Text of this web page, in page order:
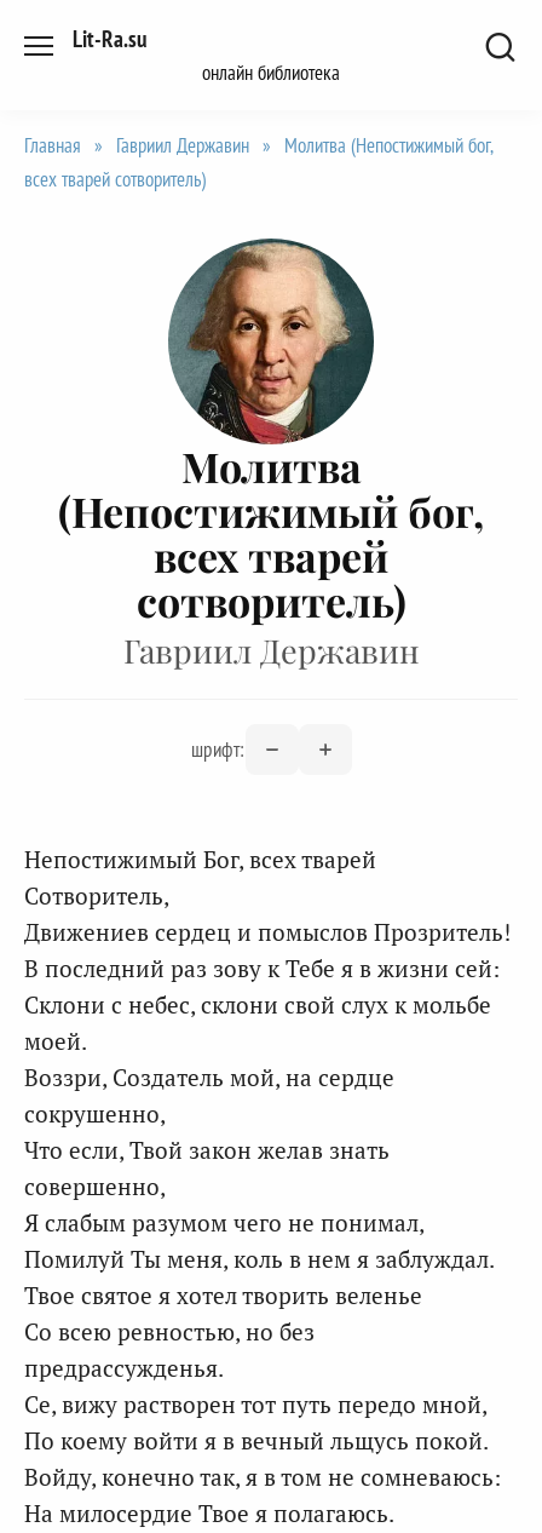
Lit-Ra.su
онлайн библиотека
Главная » Гавриил Державин » Молитва (Непостижимый бог,
всех тварей сотворитель)
Молитва
(Непостижимый бог,
всех тварей
сотворитель)
Гавриил Державин
шрифт:
Непостижимый Бог, всех тварей
Сотворитель,
Движениев сердец и помыслов Прозритель!
В последний раз зову к Тебе я в жизни сей:
Склони с небес, склони свой слух к мольбе
моей.
Воззри, Создатель мой, на сердце
сокрушенно,
Что если, Твой закон желав знать
совершенно,
Я слабым разумом чего не понимал,
Помилуй Ты меня, коль в нем я заблуждал.
Твое святое я хотел творить веленье
Со всею ревностью, но без
предрассужденья.
Се, вижу растворен тот путь передо мной,
По коему войти я в вечный льщусь покой.
Войду, конечно так, я в том не сомневаюсь:
На милосердие Твое я полагаюсь.